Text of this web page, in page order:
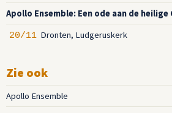
Apollo Ensemble: Een ode aan de heilige
20/11 Dronten, Ludgeruskerk
Zie ook
Apollo Ensemble